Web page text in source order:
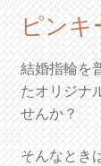
ピンキ
結婚指輪を
たオリジナ
せんか？
そんなとき